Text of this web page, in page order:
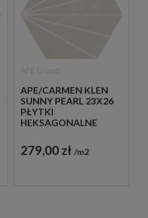
APE/CARMEN KLEN
SUNNY PEARL 23X26
PŁYTKI
HEKSAGONALNE
GRESOWE
279,00 zł m2